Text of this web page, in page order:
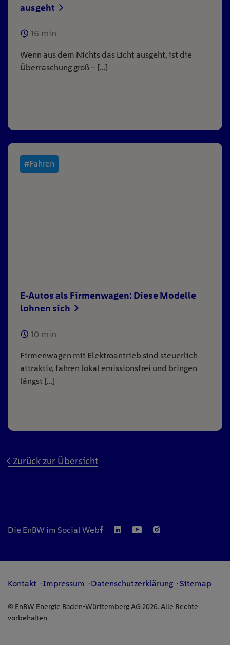
ausgeht
16 min
Wenn aus dem Nichts das Licht ausgeht, ist die
Überraschung groß – […]
#Fahren
E-Autos als Firmenwagen: Diese Modelle
lohnen sich
10 min
Firmenwagen mit Elektroantrieb sind steuerlich
attraktiv, fahren lokal emissionsfrei und bringen
längst […]
Zurück zur Übersicht
Die EnBW im Social Web
Kontakt Impressum Datenschutzerklärung Sitemap
© EnBW Energie Baden-Württemberg AG 2026. Alle Rechte
vorbehalten